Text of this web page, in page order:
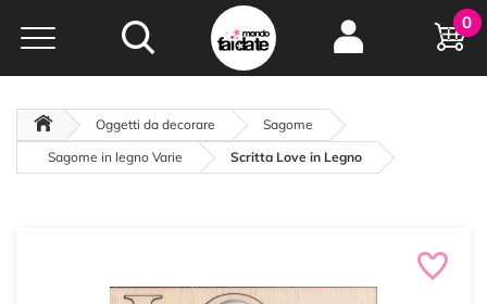
Hobby e
creatività...
oltre 15 anni online
0
Oggetti da decorare
Sagome
Sagome in legno Varie
Scritta Love in Legno